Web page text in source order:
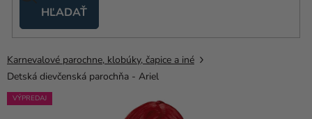
HĽADAŤ
stany
Kanekalon
Hélium
Karnevalové parochne, klobúky, čapice a iné
Detská dievčenská parochňa - Ariel
VÝPREDAJ